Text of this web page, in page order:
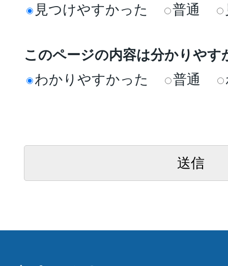
見つけやすかった
普通
このページの内容は分かりやす
わかりやすかった
普通